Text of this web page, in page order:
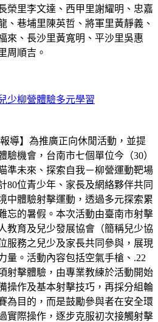
榮里李文達、西甲里謝耀明、忠嘉
、巷埔里陳英哲、將軍里黃靜義、
來、長沙里黃寬明、平沙里吳惠
周順吉。
少柳營體驗多元學習
導】為推廣正向休閒活動，並提
驗機會，台南市七個單位今（30）
準未來、探索自我－柳營運動靶場
80位青少年、家長及網絡夥伴共同
中體驗射擊運動，透過多元探索累
忘的暑假。本次活動由臺南市射擊
教育及兒少發展協會（簡稱兒少協
服務之兒少及家長共同參與，展現
量。活動內容包括空氣手槍、.22
射擊體驗，由專業教練於活動開始
操作及基本射擊技巧，再採分組輪
為目的，而是鼓勵參與者在安全環
實際操作，逐步克服初次接觸射擊